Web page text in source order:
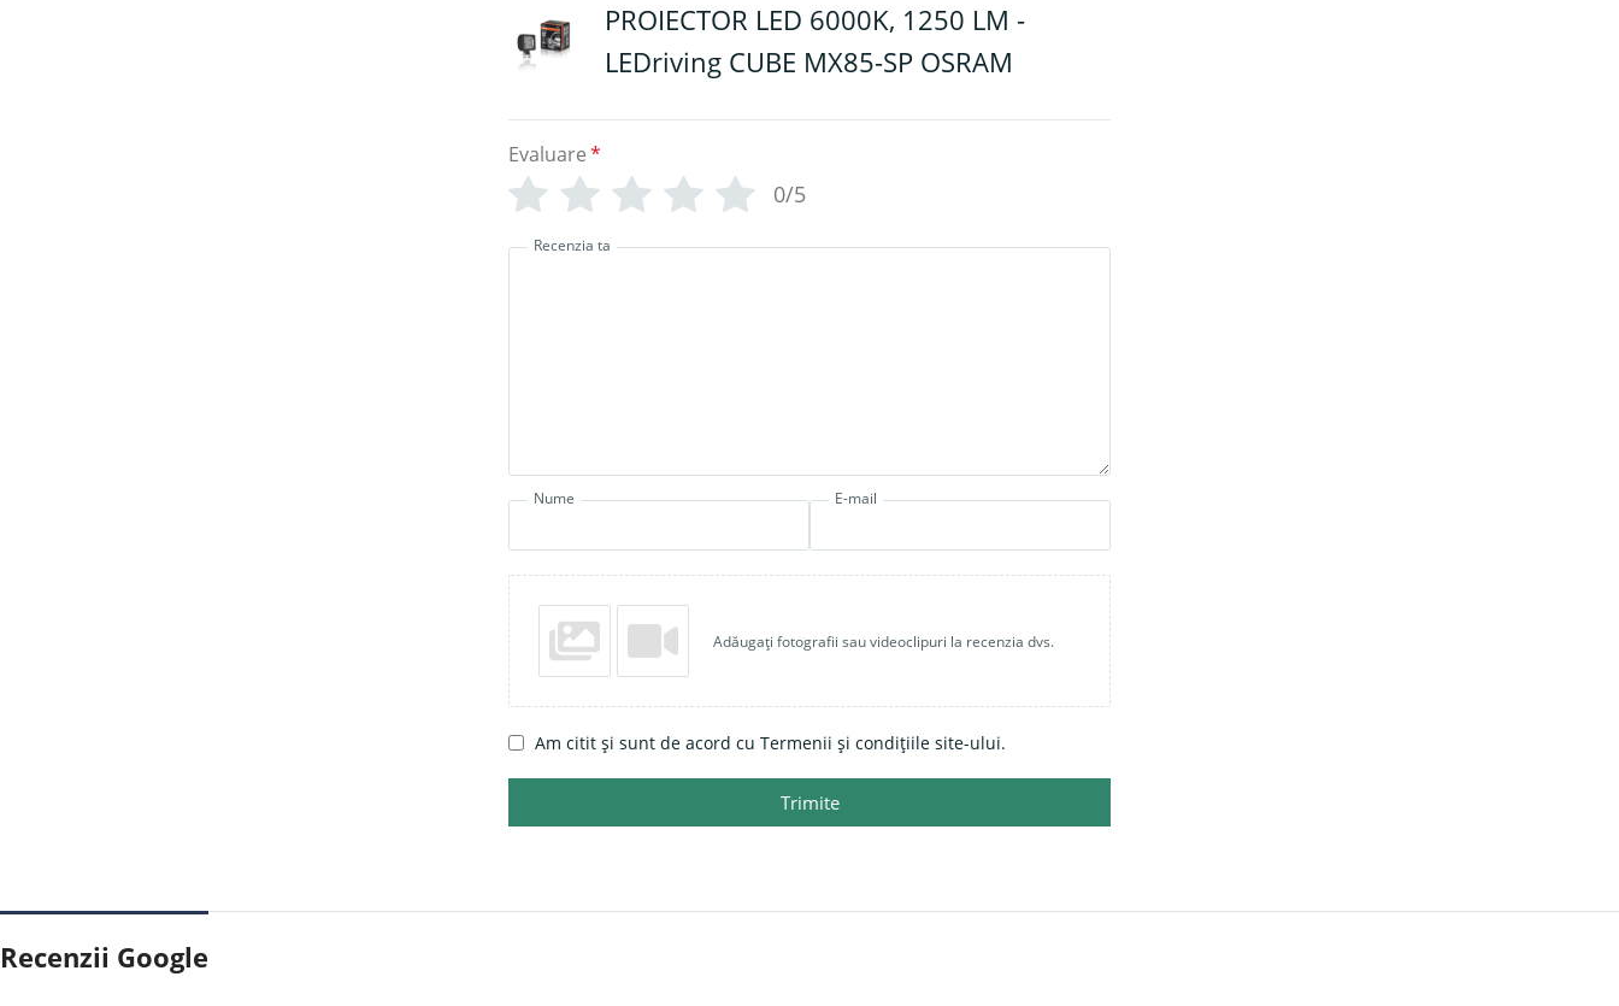
PROIECTOR LED 6000K, 1250 LM -
LEDriving CUBE MX85-SP OSRAM
Evaluare*
0/5
Recenzia ta
Nume E-mail
Adăugați fotografii sau videoclipuri la recenzia dvs.
Am citit și sunt de acord cu Termenii și condițiile site-ului.
Trimite
Recenzii Google